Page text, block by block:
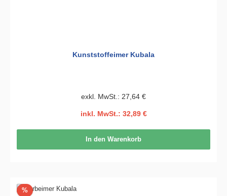
Kunststoffeimer Kubala
exkl. MwSt.: 27,64 €
inkl. MwSt.: 32,89 €
In den Warenkorb
%Rabatt